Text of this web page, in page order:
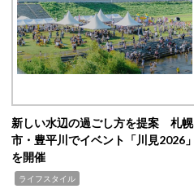
新しい水辺の過ごし方を提案 札幌
市・豊平川でイベント「川見2026」
を開催
ライフスタイル